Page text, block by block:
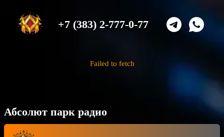
+7 (383) 2-777-0-77
Failed to fetch
Абсолют парк радио